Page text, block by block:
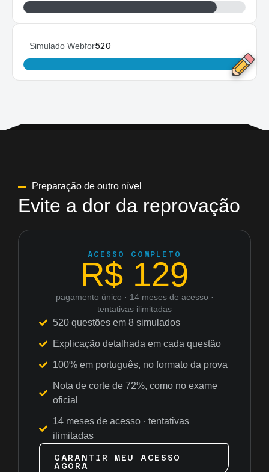
Simulado Webfor520
Preparação de outro nível
Evite a dor da reprovação
ACESSO COMPLETO
R$ 129
pagamento único · 14 meses de acesso ·
tentativas ilimitadas
520 questões em 8 simulados
Explicação detalhada em cada questão
100% em português, no formato da prova
Nota de corte de 72%, como no exame
oficial
14 meses de acesso · tentativas
ilimitadas
GARANTIR MEU ACESSO
AGORA